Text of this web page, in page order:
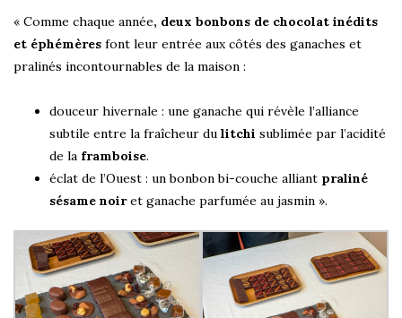
« Comme chaque année, deux bonbons de chocolat inédits
et éphémères font leur entrée aux côtés des ganaches et
pralinés incontournables de la maison :
douceur hivernale : une ganache qui révèle l’alliance
subtile entre la fraîcheur du litchi sublimée par l’acidité
de la framboise.
éclat de l’Ouest : un bonbon bi-couche alliant praliné
sésame noiret ganache parfumée au jasmin ».